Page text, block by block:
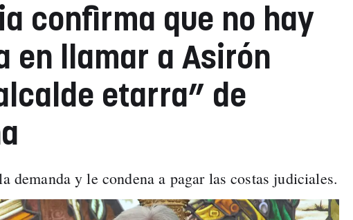
confirma que no hay
en llamar a Asirón
etarra” de
demanda y le condena a pagar las costas judiciales.